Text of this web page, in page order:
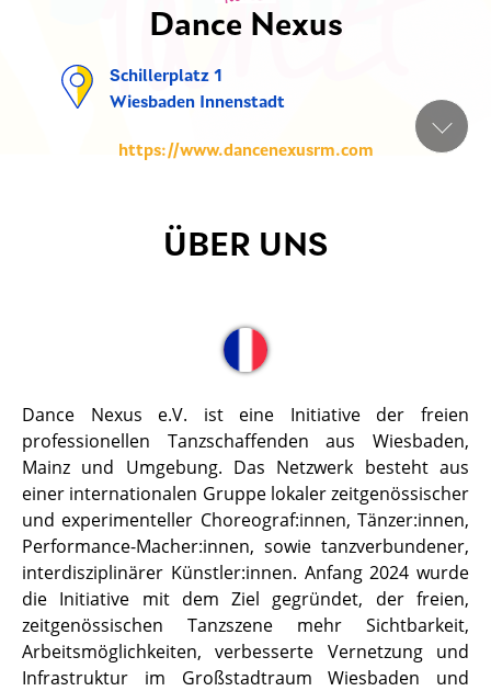
Dance Nexus
Schillerplatz 1
Wiesbaden Innenstadt
https://www.dancenexusrm.com
ÜBER UNS
Dance Nexus e.V. ist eine Initiative der freien
professionellen Tanzschaffenden aus Wiesbaden,
Mainz und Umgebung. Das Netzwerk besteht aus
einer internationalen Gruppe lokaler zeitgenössischer
und experimenteller Choreograf:innen, Tänzer:innen,
Performance-Macher:innen, sowie tanzverbundener,
interdisziplinärer Künstler:innen. Anfang 2024 wurde
die Initiative mit dem Ziel gegründet, der freien,
zeitgenössischen Tanzszene mehr Sichtbarkeit,
Arbeitsmöglichkeiten, verbesserte Vernetzung und
Infrastruktur im Großstadtraum Wiesbaden und